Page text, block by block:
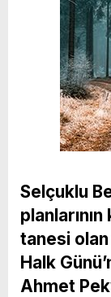
Selçuklu
tanesi
Halk
Ahmet